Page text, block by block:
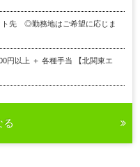
ト先 ◎勤務地はご希望に応じま
円以上 ＋ 各種手当 【北関東エ
る